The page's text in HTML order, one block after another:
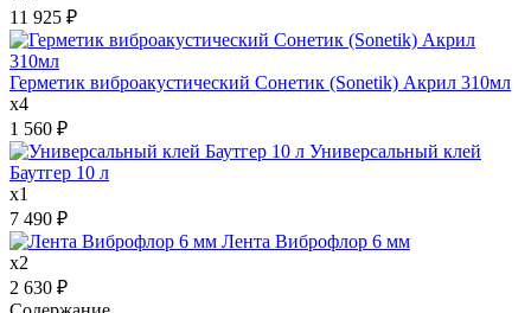
11 925 ₽
Герметик виброакустический Сонетик (Sonetik) Акрил 310мл
x4
1 560 ₽
Универсальный клей
Баутгер 10 л
x1
7 490 ₽
Лента Виброфлор 6 мм
x2
2 630 ₽